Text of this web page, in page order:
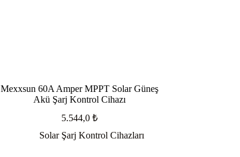
Mexxsun 60A Amper MPPT Solar Güneş
Akü Şarj Kontrol Cihazı
5.544,0₺
Solar Şarj Kontrol Cihazları